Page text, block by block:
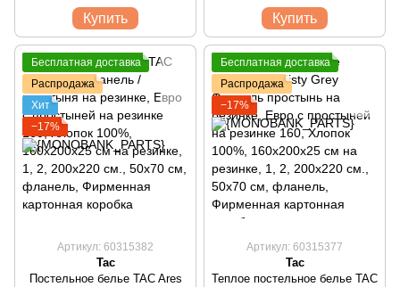
Купить Купить
Бесплатная доставка
Распродажа
Хит
−17%
Артикул: 60315382
Tac
Постельное белье TAC Ares
Бесплатная доставка
Распродажа
−17%
Артикул: 60315377
Tac
Теплое постельное белье TAC